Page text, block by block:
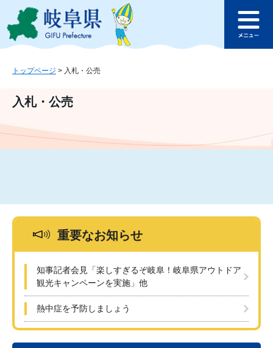
ジ
ュ
文
このページの本文へ
ュ
トップページ > 入札・公売
入札・公売
重要なお知らせ
知事記者会見「楽しすぎるぞ岐阜！岐阜県アウトドア
観光キャンペーンを実施」他
熱中症を予防しましょう